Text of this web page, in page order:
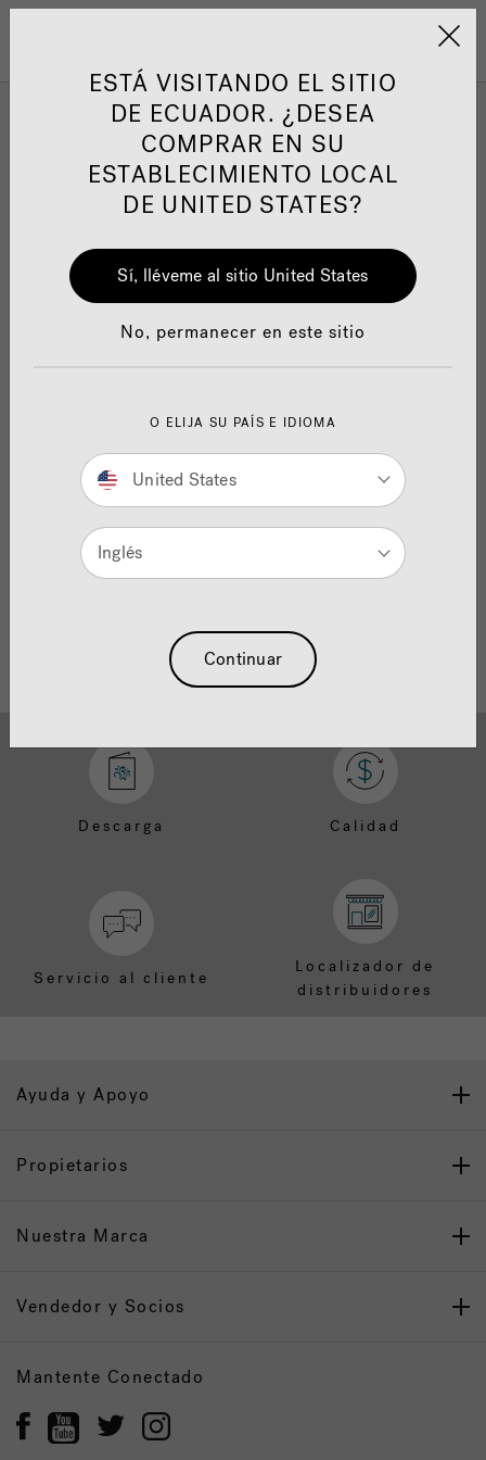
Jacuzzi&reg; Latin
Infrared Saunas
SEARCH TIPS:
Double-check the spelling.
If you are looking for a specific item from a
promotion or ad, enter the search term or
product ID as shown.
Need Additional Info, please contact our
Descarga Calidad
Servicio al cliente
Localizador de
distribuidores
Ayuda y Apoyo
Propietarios
Nuestra Marca
Vendedor y Socios
Mantente Conectado
ESTÁ VISITANDO EL SITIO
DE ECUADOR. ¿DESEA
COMPRAR EN SU
ESTABLECIMIENTO LOCAL
DE UNITED STATES?
Sí, lléveme al sitio United States
No, permanecer en este sitio
O ELIJA SU PAÍS E IDIOMA
United States
Inglés
Continuar